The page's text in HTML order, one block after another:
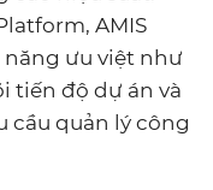
AMIS
ưu việt như
tiến độ dự án và
cầu quản lý công